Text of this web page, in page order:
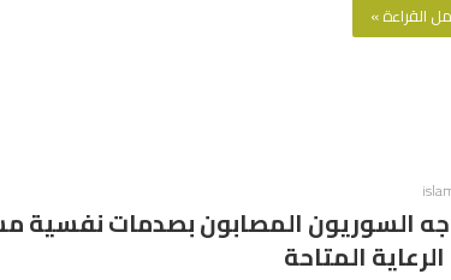
القراءة »
السوريون المصابون بصدمات نفسية
المتاحة